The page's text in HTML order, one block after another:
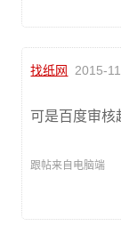
找纸网 2015-
可是百度审核
跟帖来自电脑端